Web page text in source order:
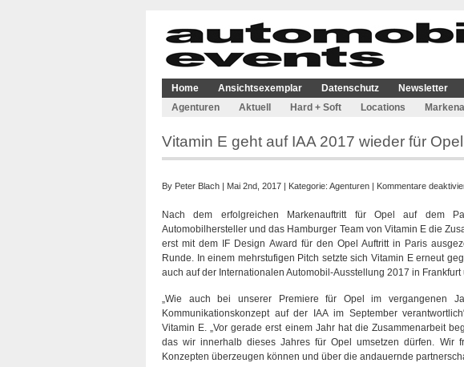
Home Ansichtsexemplar Datenschutz Newsletter
Agenturen
Aktuell Hard + Soft Locations
Vitamin E geht auf IAA 2017 wieder für
By Peter Blach | Mai 2nd, 2017 | Kategorie: Agenturen | Kommentare
Nach dem erfolgreichen Markenauftritt für Opel auf dem
Automobilhersteller und das Hamburger Team von Vitamin E die
erst mit dem IF Design Award für den Opel Auftritt in Paris
Runde. In einem mehrstufigen Pitch setzte sich Vitamin E erneut
auch auf der Internationalen Automobil-Ausstellung 2017 in Frankfurt
„Wie auch bei unserer Premiere für Opel im vergangenen
Kommunikationskonzept auf der IAA im September
Vitamin E. „Vor gerade erst einem Jahr hat die Zusammenarbeit
das wir innerhalb dieses Jahres für Opel umsetzen dürfen. Wir
Konzepten überzeugen können und über die andauernde